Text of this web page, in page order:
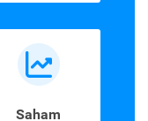
Saham